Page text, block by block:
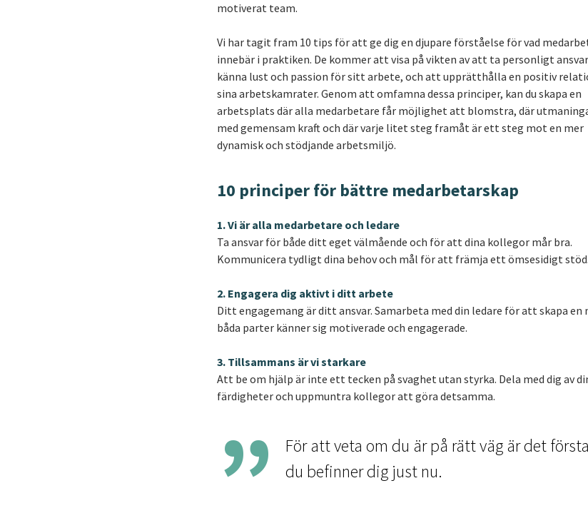
motiverat team.
Vi har tagit fram 10 tips för att ge dig en djupare förståelse för vad
innebär i praktiken. De kommer att visa på vikten av att ta personligt
känna lust och passion för sitt arbete, och att upprätthålla en positiv
sina arbetskamrater. Genom att omfamna dessa principer, kan du skapa en
arbetsplats där alla medarbetare får möjlighet att blomstra, där
med gemensam kraft och där varje litet steg framåt är ett steg mot en mer
dynamisk och stödjande arbetsmiljö.
10 principer för bättre medarbetarskap
1. Vi är alla medarbetare och ledare
Ta ansvar för både ditt eget välmående och för att dina kollegor mår bra.
Kommunicera tydligt dina behov och mål för att främja ett ömsesidigt stöd.
2. Engagera dig aktivt i ditt arbete
Ditt engagemang är ditt ansvar. Samarbeta med din ledare för att skapa en
båda parter känner sig motiverade och engagerade.
3. Tillsammans är vi starkare
Att be om hjälp är inte ett tecken på svaghet utan styrka. Dela med dig av
färdigheter och uppmuntra kollegor att göra detsamma.
För att veta om du är på rätt väg är det
du befinner dig just nu.